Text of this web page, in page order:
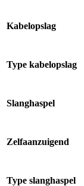
Kabelopslag
Type kabelopslag
Slanghaspel
Zelfaanzuigend
Type slanghaspel